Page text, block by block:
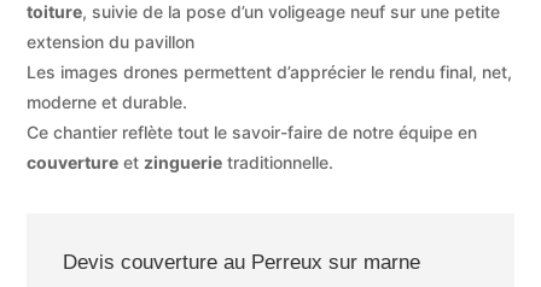
toiture, suivie de la pose d’un voligeage neuf sur une petite
extension du pavillon
Les images drones permettent d’apprécier le rendu final, net,
moderne et durable.
Ce chantier reflète tout le savoir-faire de notre équipe en
couverture et zinguerie traditionnelle.
Devis couverture au Perreux sur marne